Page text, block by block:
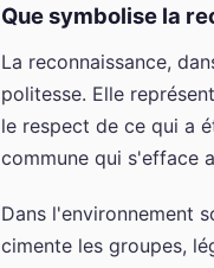
Que symbolise la
La reconnaissance,
politesse. Elle
le respect de ce qui a
commune qui s'efface
Dans l'environnement
cimente les groupes,